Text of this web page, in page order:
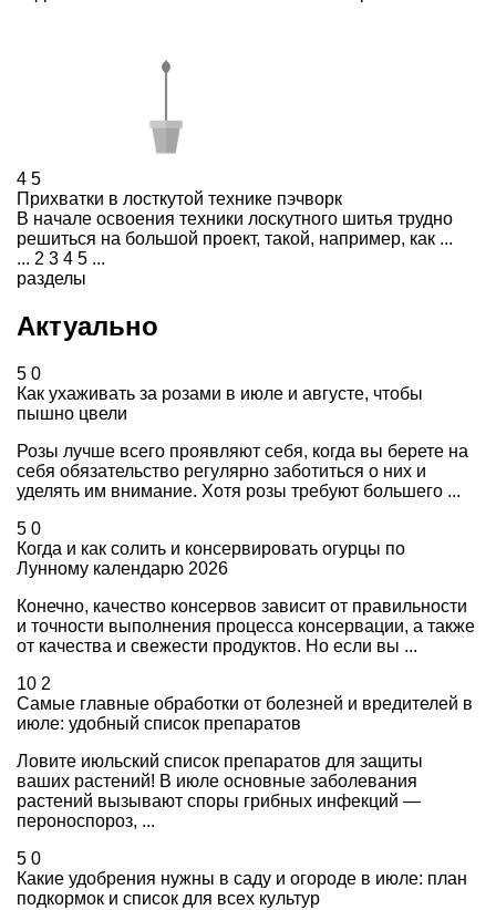
4 5
Прихватки в лосткутой технике пэчворк
В начале освоения техники лоскутного шитья трудно
решиться на большой проект, такой, например, как ...
... 2 3 4 5 ...
разделы
Актуально
5 0
Как ухаживать за розами в июле и августе, чтобы
пышно цвели
Розы лучше всего проявляют себя, когда вы берете на
себя обязательство регулярно заботиться о них и
уделять им внимание. Хотя розы требуют большего ...
5 0
Когда и как солить и консервировать огурцы по
Лунному календарю 2026
Конечно, качество консервов зависит от правильности
и точности выполнения процесса консервации, а также
от качества и свежести продуктов. Но если вы ...
10 2
Самые главные обработки от болезней и вредителей в
июле: удобный список препаратов
Ловите июльский список препаратов для защиты
ваших растений! В июле основные заболевания
растений вызывают споры грибных инфекций —
пероноспороз, ...
5 0
Какие удобрения нужны в саду и огороде в июле: план
подкормок и список для всех культур